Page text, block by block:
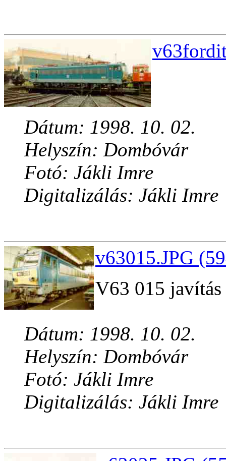
Dátum: 1998. 10. 02.
Helyszín: Dombóvár
Fotó: Jákli Imre
Digitalizálás: Jákli Imre
v63015.JPG
V63 015 javítás
Dátum: 1998. 10. 02.
Helyszín: Dombóvár
Fotó: Jákli Imre
Digitalizálás: Jákli Imre